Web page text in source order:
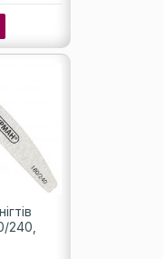
240,